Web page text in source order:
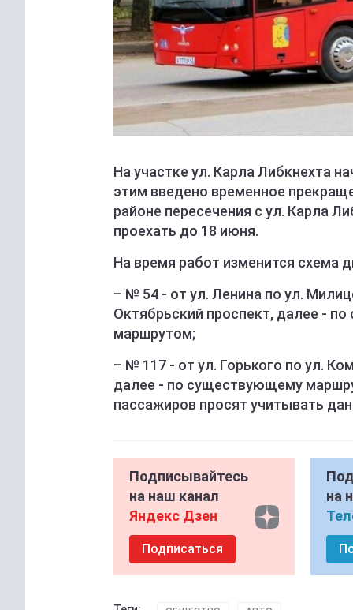
На участке ул. Карла Либкнехта
этим введено временное
районе пересечения с ул. Карла
проехать до 18 июня.
На время работ изменится схема
– № 54 - от ул. Ленина по ул.
Октябрьский проспект, далее -
маршрутом;
– № 117 - от ул. Горького по ул.
далее - по существующему
пассажиров просят учитывать
Подписывайтесь
на наш канал
Яндекс Дзен
Подписаться
на